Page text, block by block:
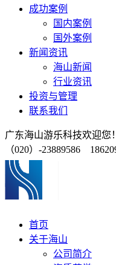
成功案例
国内案例
国外案例
新闻资讯
海山新闻
行业资讯
投资与管理
联系我们
广东海山游乐科技欢迎您！
（020）-23889586
首页
关于海山
公司简介